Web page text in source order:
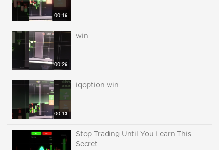
00:16
00:26
win
00:13
iqoption win
Stop Trading Until You Learn This
Secret